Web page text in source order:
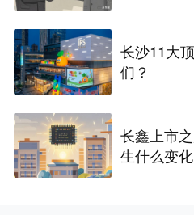
长沙11大
们？
长鑫上市
生什么变化